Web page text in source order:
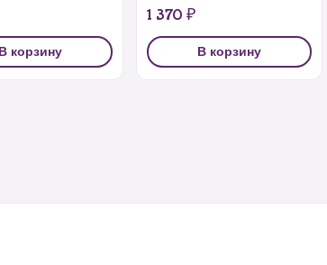
В корзину
1 370 ₽
В корзину